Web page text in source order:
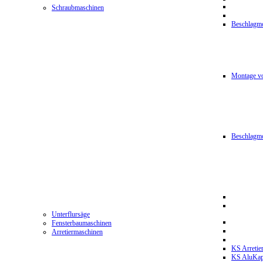
Schraubmaschinen
Montage
Unterflursäge
Fensterbaumaschinen
Arretiermaschinen
KS
KS